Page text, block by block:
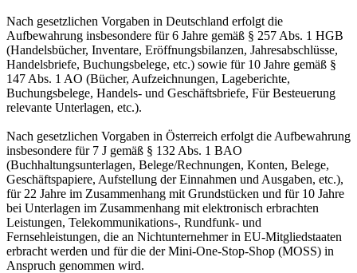
Nach gesetzlichen Vorgaben in Deutschland erfolgt die
Aufbewahrung insbesondere für 6 Jahre gemäß § 257 Abs. 1 HGB
(Handelsbücher, Inventare, Eröffnungsbilanzen, Jahresabschlüsse,
Handelsbriefe, Buchungsbelege, etc.) sowie für 10 Jahre gemäß §
147 Abs. 1 AO (Bücher, Aufzeichnungen, Lageberichte,
Buchungsbelege, Handels- und Geschäftsbriefe, Für Besteuerung
relevante Unterlagen, etc.).
Nach gesetzlichen Vorgaben in Österreich erfolgt die Aufbewahrung
insbesondere für 7 J gemäß § 132 Abs. 1 BAO
(Buchhaltungsunterlagen, Belege/Rechnungen, Konten, Belege,
Geschäftspapiere, Aufstellung der Einnahmen und Ausgaben, etc.),
für 22 Jahre im Zusammenhang mit Grundstücken und für 10 Jahre
bei Unterlagen im Zusammenhang mit elektronisch erbrachten
Leistungen, Telekommunikations-, Rundfunk- und
Fernsehleistungen, die an Nichtunternehmer in EU-Mitgliedstaaten
erbracht werden und für die der Mini-One-Stop-Shop (MOSS) in
Anspruch genommen wird.